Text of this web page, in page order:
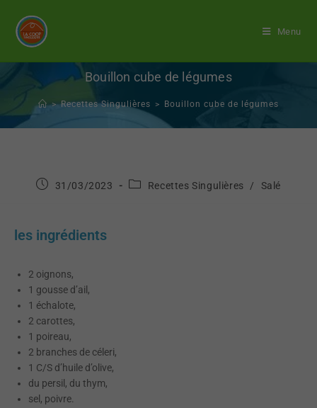
Menu
Bouillon cube de légumes
> Recettes Singulières > Bouillon cube de légumes
31/03/2023 Recettes Singulières / Salé
les ingrédients
2 oignons,
1 gousse d’ail,
1 échalote,
2 carottes,
1 poireau,
2 branches de céleri,
1 C/S d’huile d’olive,
du persil, du thym,
sel, poivre.